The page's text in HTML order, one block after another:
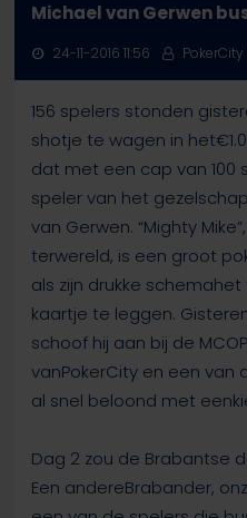
Michael van Gerwen
24-11-2016 11:56
156 spelers stonden
shotje te wagen in
dat met een cap van 100
speler van het
van Gerwen. “Mighty
terwereld, is een groot
als zijn drukke
kaartje te leggen.
schoof hij aan bij de
vanPokerCity en een van
al snel beloond met
Dag 2 zou de Brabantse
Een andereBrabander,